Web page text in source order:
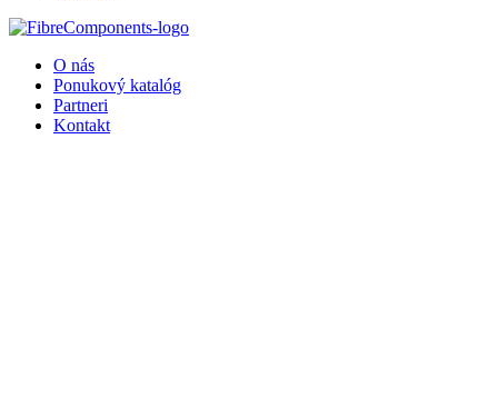
O nás
Ponukový katalóg
Partneri
Kontakt